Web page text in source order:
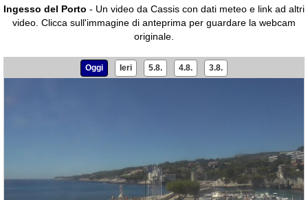
Ingesso del Porto - Un video da Cassis con dati meteo e link ad altri
video. Clicca sull'immagine di anteprima per guardare la webcam
originale.
Oggi Ieri 5.8. 4.8. 3.8.